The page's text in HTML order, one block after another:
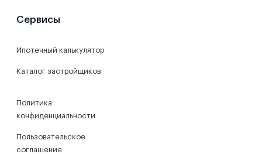
Сервисы
Ипотечный калькулятор
Каталог застройщиков
Политика
конфиденциальности
Пользовательское
соглашение